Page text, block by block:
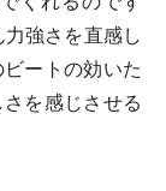
強さを直感し
ートの効いた
を感じさせる